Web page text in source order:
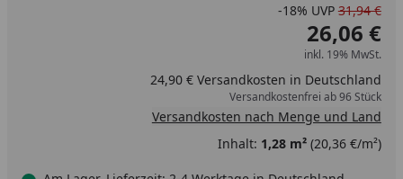
-18% UVP 31,94 €
26,06 €
inkl. 19% MwSt.
24,90 € Versandkosten in Deutschland
Versandkostenfrei ab 96 Stück
Versandkosten nach Menge und Land
Inhalt: 1,28 m²(20,36 €/m²)